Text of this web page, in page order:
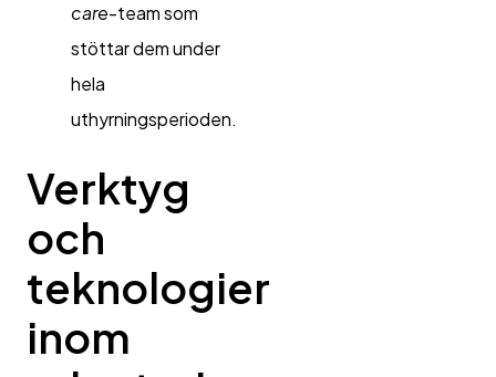
care-team som
stöttar dem under
hela
uthyrningsperioden.
Verktyg
och
teknologier
inom